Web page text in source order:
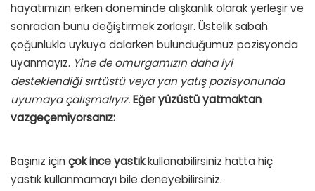
hayatımızın erken döneminde alışkanlık olarak yerleşir ve
sonradan bunu değiştirmek zorlaşır. Üstelik sabah
çoğunlukla uykuya dalarken bulunduğumuz pozisyonda
uyanmayız. Yine de omurgamızın daha iyi
desteklendiği sırtüstü veya yan yatış pozisyonunda
uyumaya çalışmalıyız.Eğer yüzüstü yatmaktan
vazgeçemiyorsanız:
Başınız için çok ince yastıkkullanabilirsiniz hatta hiç
yastık kullanmamayı bile deneyebilirsiniz.